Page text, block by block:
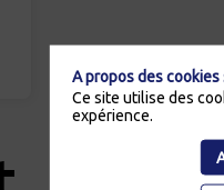
A propos des cookies
Ce site utilise des
expérience.